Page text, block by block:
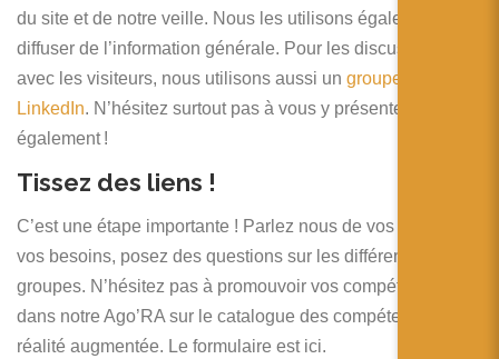
du site et de notre veille. Nous les utilisons également pour
diffuser de l’information générale. Pour les discussions
avec les visiteurs, nous utilisons aussi un groupe
LinkedIn. N’hésitez surtout pas à vous y présenter
également !
Tissez des liens !
C’est une étape importante ! Parlez nous de vos projets, de
vos besoins, posez des questions sur les différents
groupes. N’hésitez pas à promouvoir vos compétences
dans notre Ago’RA sur le catalogue des compétences en
réalité augmentée. Le formulaire est ici.